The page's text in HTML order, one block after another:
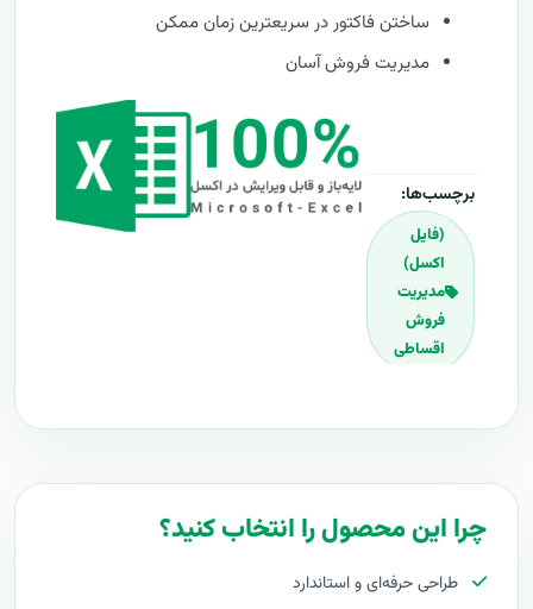
ساختن فاکتور در سریعترین زمان ممکن
مدیریت فروش آسان
برچسب‌ها:
(فایل
اکسل)
مدیریت
فروش
اقساطی
فروش
RFP
Themplate
فروش
چرا این محصول را انتخاب کنید؟
طراحی حرفه‌ای و استاندارد